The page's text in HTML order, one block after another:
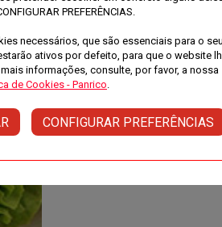
PREFERÊNCIAS.
necessários, que são essenciais para o
ativos por defeito, para que o website
informações, consulte, por favor, a nossa
de Cookies - Panrico.
CONFIGURAR PREFERÊNCIAS